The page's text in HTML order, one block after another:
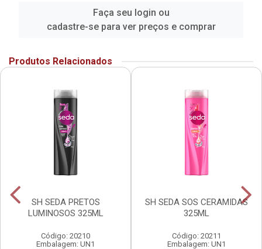
Faça seu login ou
cadastre-se para ver preços e comprar
Produtos Relacionados
SH SEDA PRETOS
LUMINOSOS 325ML
Código: 20210
Embalagem: UN1
SH SEDA SOS CERAMIDAS
325ML
Código: 20211
Embalagem: UN1